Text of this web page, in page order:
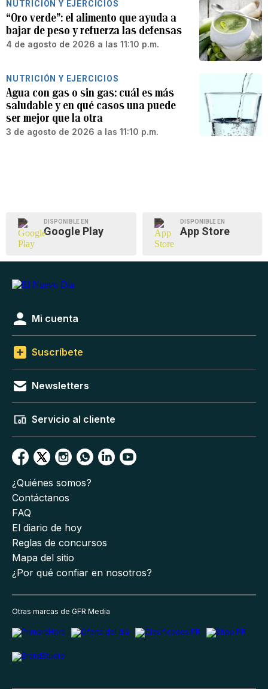
NUTRICIÓN Y EJERCICIOS
“Oro verde”: el alimento que ayuda a
bajar de peso y refuerza las defensas
4 de agosto de 2026 a las 11:10 p.m.
NUTRICIÓN Y EJERCICIOS
Agua con gas o sin gas: cuál es más
saludable y en qué casos una puede
ser mejor que la otra
3 de agosto de 2026 a las 11:10 p.m.
DISPONIBLE EN
Google Play
DISPONIBLE EN
App Store
Mi cuenta
Suscríbete
Newsletters
Servicio al cliente
¿Quiénes somos?
Contáctanos
FAQ
El diario de hoy
Reglas de concursos
Mapa del sitio
¿Por qué confiar en nosotros?
Otras marcas de GFR Media